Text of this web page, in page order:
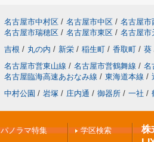
名古屋市中村区 / 名古屋市中区 / 名古屋市
名古屋市瑞穂区 / 名古屋市東区 / 名古屋市
吉根 / 丸の内 / 新栄 / 稲生町 / 香取町 / 葵
名古屋市営東山線 / 名古屋市営鶴舞線 / 名
名古屋臨海高速あおなみ線 / 東海道本線 /
中村公園 / 岩塚 / 庄内通 / 御器所 / 一社 /
パノラマ特集
学区検索
株